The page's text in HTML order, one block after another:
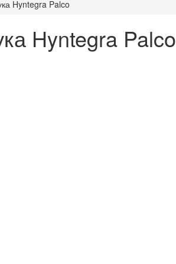
Hyntegra Palco
Hyntegra Palco